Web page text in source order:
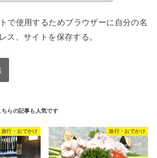
で使用するためブラウザーに自分の名
ス、サイトを保存する。
旅行・おでかけ 旅行・おでかけ